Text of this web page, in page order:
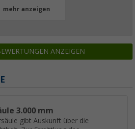
mehr anzeigen
ANZEIGEN
3.000 mm
gibt Auskunft über die